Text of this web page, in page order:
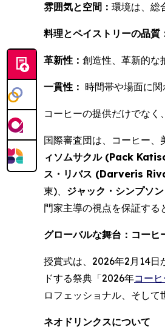
雰囲気と空間： 環境は、総
料理とペイストリーの品質
革新性： 創造性、革新的な
一貫性： 時間帯や場面に
コーヒーの提供だけでなく
国際審査団は、コーヒー、
ィソムサクル (Pack
ス・リバス (Darveris
東)、 ジャック・シンプソ
門家主導の視点を保証する
グローバルな舞台：コーヒ
授賞式は、2026年2月14
ドする祭典「2026年コー
ロフェッショナル、そして
ネオドリンクスについて